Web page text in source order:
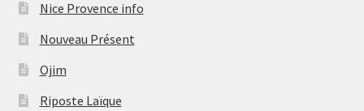
Nice Provence info
Nouveau Présent
Ojim
Riposte Laïque